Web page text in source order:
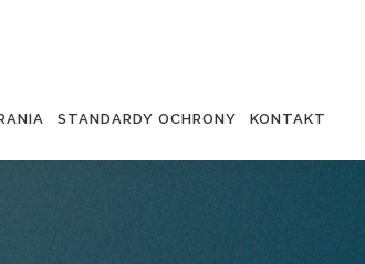
STANDARDY OCHRONY KONTAKT